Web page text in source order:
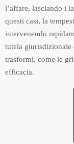
l’affare, lasciando i
questi casi, la
intervenendo
tutela giurisdizionale
trasformi, come le
efficacia.